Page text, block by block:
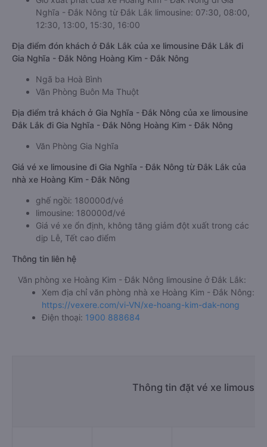
Nghĩa - Đắk Nông từ Đắk Lắk limousine: 07:30, 08:00,
12:30, 13:00, 15:30, 16:00
Địa điểm đón khách ở Đắk Lắk của xe limousine Đắk Lắk đi
Gia Nghĩa - Đắk Nông Hoàng Kim - Đắk Nông
Ngã ba Hoà Bình
Văn Phòng Buôn Ma Thuột
Địa điểm trả khách ở Gia Nghĩa - Đắk Nông của xe limousine
Đắk Lắk đi Gia Nghĩa - Đắk Nông Hoàng Kim - Đắk Nông
Văn Phòng Gia Nghĩa
Giá vé xe limousine đi Gia Nghĩa - Đắk Nông từ Đắk Lắk của
nhà xe Hoàng Kim - Đắk Nông
ghế ngồi: 180000đ/vé
limousine: 180000đ/vé
Giá vé xe ổn định, không tăng giảm đột xuất trong các
dịp Lễ, Tết cao điểm
Thông tin liên hệ
Văn phòng xe Hoàng Kim - Đắk Nông limousine ở Đắk Lắk:
Xem địa chỉ văn phòng nhà xe Hoàng Kim - Đắk Nông:
https://vexere.com/vi-VN/xe-hoang-kim-dak-nong
Điện thoại: 1900 888684
Thông tin đặt vé xe